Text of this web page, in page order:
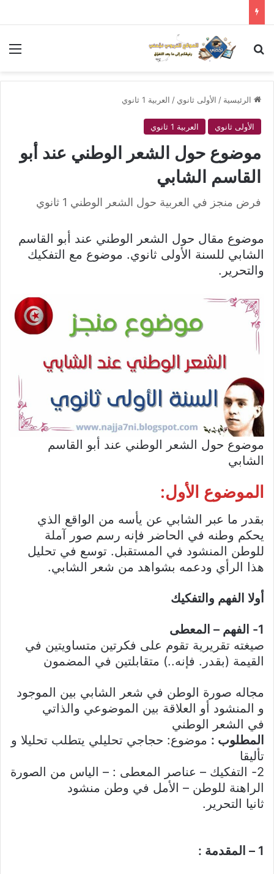
بحث عن
الرئيسية / الأولى ثانوي / العربية 1 ثانوي
الأولى ثانوي العربية 1 ثانوي
موضوع حول الشعر الوطني عند أبو
القاسم الشابي
فرض منجز في العربية حول الشعر الوطني 1 ثانوي
موضوع مقال حول الشعر الوطني عند أبو القاسم
الشابي للسنة الأولى ثانوي. موضوع مع التفكيك
والتحرير.
موضوع حول الشعر الوطني عند أبو القاسم
الشابي
الموضوع الأول:
بقدر ما عبر الشابي عن يأسه من الواقع الذي
يحكم وطنه في الحاضر فإنه رسم صور آملة
للوطن المنشود في المستقبل. توسع في تحليل
هذا الرأي ودعمه بشواهد من شعر الشابي.
أولا الفهم والتفكيك
1- الفهم – المعطى
صيغته تقريرية تقوم على فكرتين متساويتين في
القيمة (بقدر. فإنه..) متقابلتين في المضمون
مجاله صورة الوطن في شعر الشابي بين الموجود
و المنشود أو العلاقة بين الموضوعي والذاتي
في الشعر الوطني
المطلوب : موضوع: حجاجي تحليلي يتطلب تحليلا و
تأليقا
2- التفكيك – عناصر المعطى : – الياس من الصورة
الراهنة للوطن – الأمل في وطن منشود
ثانيا التحرير.
1 – المقدمة :